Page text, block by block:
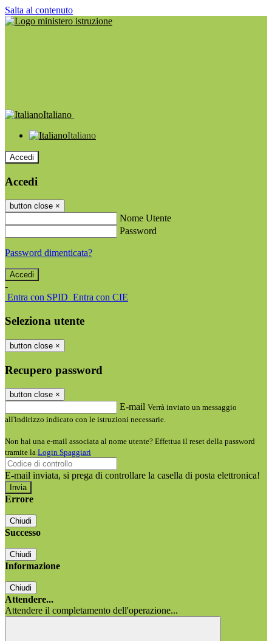
Salta al contenuto
Italiano
Italiano
Accedi
Accedi
button close ×
Nome Utente
Password
Password dimenticata?
-
Entra con SPID Entra con CIE
Seleziona utente
button close ×
Recupero password
button close ×
E-mail Verrà inviato un messaggio
all'indirizzo indicato con le istruzioni necessarie.
Non hai una e-mail associata al nome utente? Effettua il reset della password
tramite la Login Spaggiari
E-mail inviata, si prega di controllare la casella di posta elettronica!
Errore
Chiudi
Successo
Chiudi
Informazione
Chiudi
Attendere...
Attendere il completamento dell'operazione...